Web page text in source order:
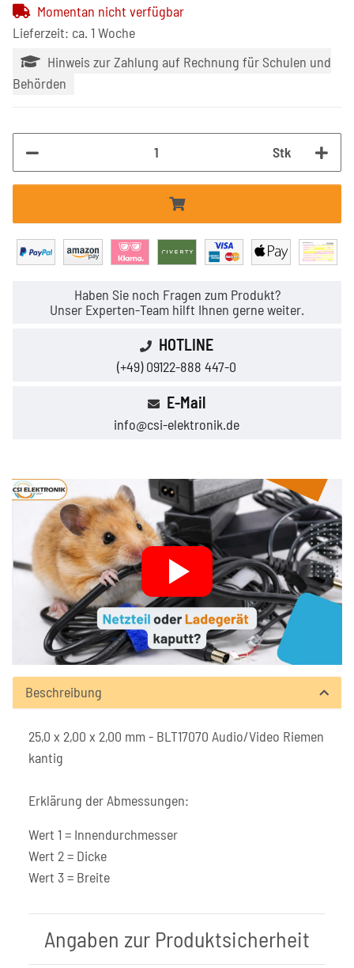
Momentan nicht verfügbar
Lieferzeit: ca. 1 Woche
Hinweis zur Zahlung auf Rechnung für Schulen und
Behörden
Stk
Haben Sie noch Fragen zum Produkt?
Unser Experten-Team hilft Ihnen gerne weiter.
HOTLINE
(+49) 09122-888 447-0
E-Mail
info@csi-elektronik.de
Beschreibung
25,0 x 2,00 x 2,00 mm - BLT17070 Audio/Video Riemen
kantig
Erklärung der Abmessungen:
Wert 1 = Innendurchmesser
Wert 2 = Dicke
Wert 3 = Breite
Angaben zur Produktsicherheit